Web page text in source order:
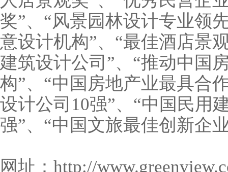
奖”、“风景园林设计专业领
意设计机构”、“最佳酒店景
建筑设计公司”、“推动中国
构”、“中国房地产业最具合
设计公司 10强”、“中国民用
强”、“中国文旅最佳创新企
网址： http://